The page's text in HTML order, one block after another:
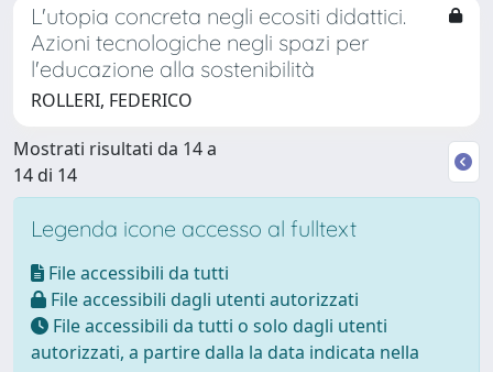
L'utopia concreta negli ecositi didattici.
Azioni tecnologiche negli spazi per
l'educazione alla sostenibilità
ROLLERI, FEDERICO
Mostrati risultati da 14 a
14 di 14
Legenda icone accesso al fulltext
File accessibili da tutti
File accessibili dagli utenti autorizzati
File accessibili da tutti o solo dagli utenti
autorizzati, a partire dalla la data indicata nella